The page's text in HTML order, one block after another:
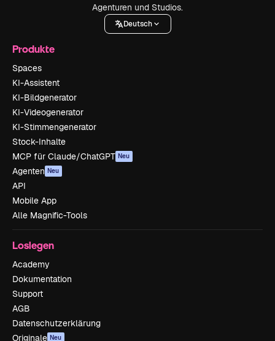
Agenturen und Studios.
Deutsch
Produkte
Spaces
KI-Assistent
KI-Bildgenerator
KI-Videogenerator
KI-Stimmengenerator
Stock-Inhalte
MCP für Claude/ChatGPT Neu
Agenten Neu
API
Mobile App
Alle Magnific-Tools
Loslegen
Academy
Dokumentation
Support
AGB
Datenschutzerklärung
Originale Neu